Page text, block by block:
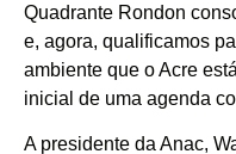
Quadrante Rondon
e, agora, qualificamos
ambiente que o Acre
inicial de uma agenda
A presidente da Anac,